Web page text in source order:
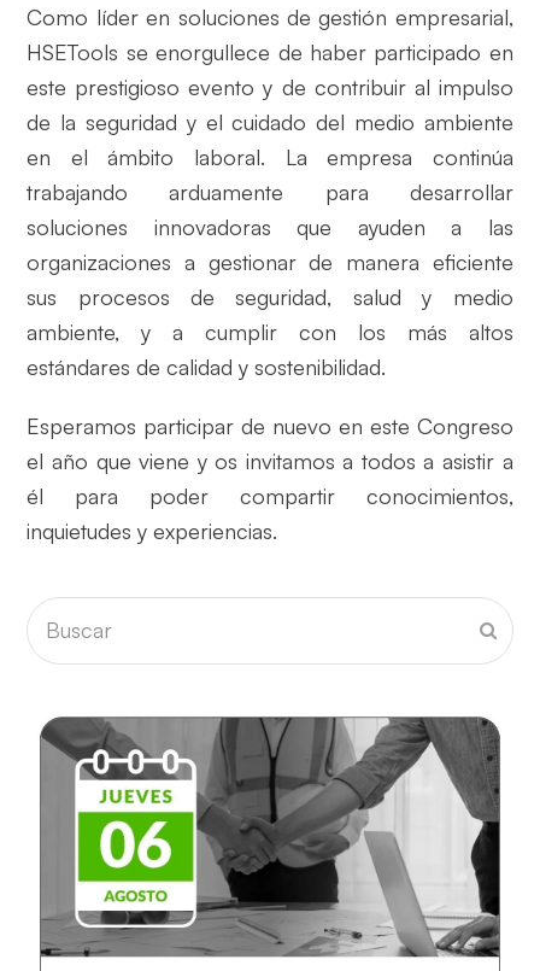
Como líder en soluciones de gestión empresarial,
HSETools se enorgullece de haber participado en
este prestigioso evento y de contribuir al impulso
de la seguridad y el cuidado del medio ambiente
en el ámbito laboral. La empresa continúa
trabajando arduamente para desarrollar
soluciones innovadoras que ayuden a las
organizaciones a gestionar de manera eficiente
sus procesos de seguridad, salud y medio
ambiente, y a cumplir con los más altos
estándares de calidad y sostenibilidad.
Esperamos participar de nuevo en este Congreso
el año que viene y os invitamos a todos a asistir a
él para poder compartir conocimientos,
inquietudes y experiencias.
Buscar